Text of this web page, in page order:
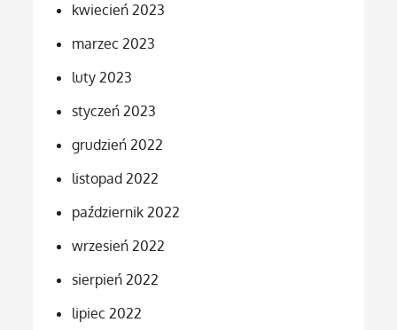
kwiecień 2023
marzec 2023
luty 2023
styczeń 2023
grudzień 2022
listopad 2022
październik 2022
wrzesień 2022
sierpień 2022
lipiec 2022